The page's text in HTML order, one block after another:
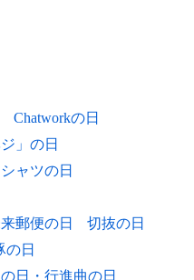
隣の和田村、根郷村
全焼。死者2人。
（ネップ）を施行。
ト共和国が樹立され
。
ドイツ軍がパリ砲によ
弁護士（+ 1970年）
宮司（+ 2005年）
、フェリックス・ユス
）
* 1936年）
ドリー、聖職者、作家
* 1912年）
、バレリーナ（* 1910
代財閥創業者）（*
Chatworkの日
」の日
ャツの日
郵便の日
切抜の日
の日
日・行進曲の日